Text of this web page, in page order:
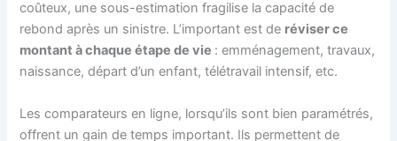
coûteux, une sous-estimation fragilise la capacité de
rebond après un sinistre. L’important est de réviser ce
montant à chaque étape de vie : emménagement, travaux,
naissance, départ d’un enfant, télétravail intensif, etc.
Les comparateurs en ligne, lorsqu’ils sont bien paramétrés,
offrent un gain de temps important. Ils permettent de